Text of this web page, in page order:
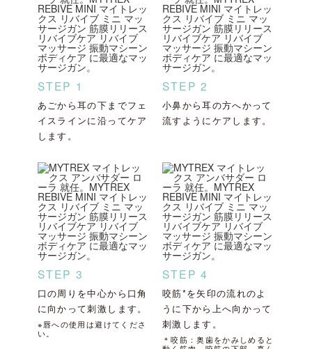
STEP 1
あごから耳の下までフェ
イスラインに沿ってケア
します。
STEP 2
小鼻から耳の方へかって
流すようにケアします。
STEP 3
口の周りを中心から口角
に向かって刺激します。
※唇への使用は避けてくださ
い。
STEP 4
咬筋*を矢印の流れのよ
うに下から上へ向かって
刺激します。
＊咬筋：奥歯をかみしめると